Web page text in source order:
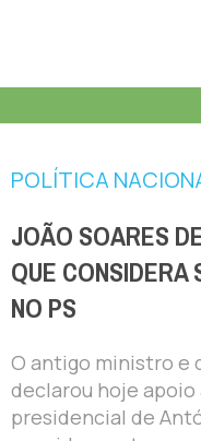
POLÍTICA
JOÃO SOARES
QUE CONSIDERA
NO PS
O antigo ministro e
declarou hoje
presidencial de